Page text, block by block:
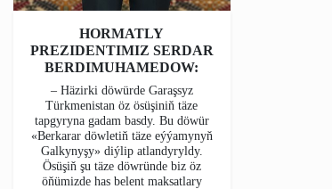
HORMATLY
PREZIDENTIMIZ SERDAR
BERDIMUHAMEDOW:
– Häzirki döwürde Garaşsyz
Türkmenistan öz ösüşiniň täze
tapgyryna gadam basdy. Bu döwür
«Berkarar döwletiň täze eýýamynyň
Galkynyşy» diýlip atlandyryldy.
Ösüşiň şu täze döwründe biz öz
öňümizde has belent maksatlary